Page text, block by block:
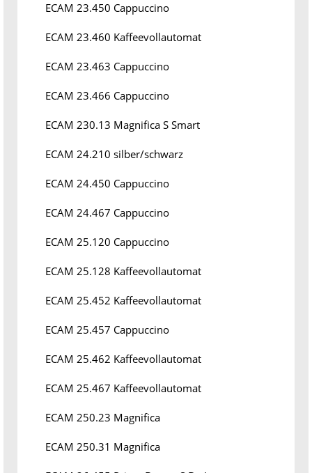
ECAM 23.450 Cappuccino
ECAM 23.460 Kaffeevollautomat
ECAM 23.463 Cappuccino
ECAM 23.466 Cappuccino
ECAM 230.13 Magnifica S Smart
ECAM 24.210 silber/schwarz
ECAM 24.450 Cappuccino
ECAM 24.467 Cappuccino
ECAM 25.120 Cappuccino
ECAM 25.128 Kaffeevollautomat
ECAM 25.452 Kaffeevollautomat
ECAM 25.457 Cappuccino
ECAM 25.462 Kaffeevollautomat
ECAM 25.467 Kaffeevollautomat
ECAM 250.23 Magnifica
ECAM 250.31 Magnifica